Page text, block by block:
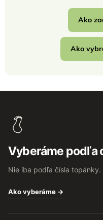
Ako
Ako
Vyberáme podľa
Nie iba podľa čísla topánky.
Ako vyberáme →